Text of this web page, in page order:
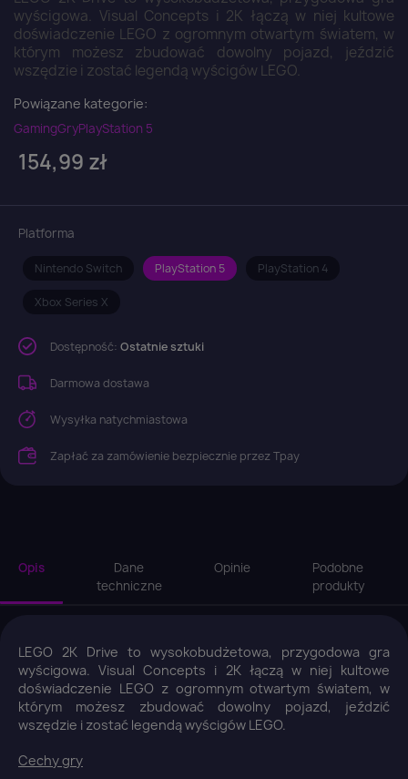
wyścigowa. Visual Concepts i 2K łączą w niej kultowe
doświadczenie LEGO z ogromnym otwartym światem, w
którym możesz zbudować dowolny pojazd, jeździć
wszędzie i zostać legendą wyścigów LEGO.
Powiązane kategorie:
GamingGryPlayStation 5
154,99 zł
Platforma
Nintendo Switch PlayStation 5 PlayStation 4
Xbox Series X
Dostępność: Ostatnie sztuki
Darmowa dostawa
Wysyłka natychmiastowa
Zapłać za zamówienie bezpiecznie przez Tpay
Opis
Dane
techniczne
Opinie
Podobne
produkty
LEGO 2K Drive to wysokobudżetowa, przygodowa gra
wyścigowa. Visual Concepts i 2K łączą w niej kultowe
doświadczenie LEGO z ogromnym otwartym światem, w
którym możesz zbudować dowolny pojazd, jeździć
wszędzie i zostać legendą wyścigów LEGO.
Cechy gry